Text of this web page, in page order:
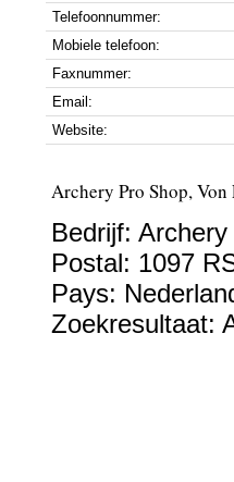
Telefoonnummer:
Mobiele telefoon:
Faxnummer:
Email:
Website:
Archery Pro Shop,
Bedrijf:
Postal: 1097
Pays:
Zoekresultaat: